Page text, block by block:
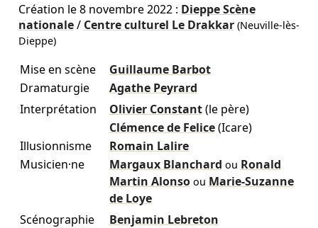
Création le8 novembre 2022: Dieppe Scène
nationale/ Centre culturel Le Drakkar(Neuville-lès-
Dieppe)
Mise en scène
Guillaume Barbot
Dramaturgie
Agathe Peyrard
Interprétation
Olivier Constant (le père)
Clémence de Felice (Icare)
Illusionnisme
Romain Lalire
Musicien·ne
Margaux Blanchard ou Ronald
Martin Alonso ou Marie-Suzanne
de Loye
Scénographie
Benjamin Lebreton